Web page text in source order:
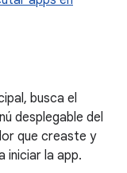
busca el
desplegable del
que creaste y
iniciar la app.